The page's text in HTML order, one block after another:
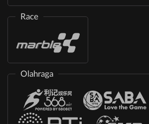
Race
Olahraga